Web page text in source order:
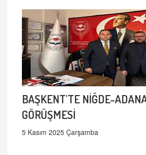
BAŞKENT'TE NİĞDE-
GÖRÜŞMESİ
5 Kasım 2025 Çarşamba